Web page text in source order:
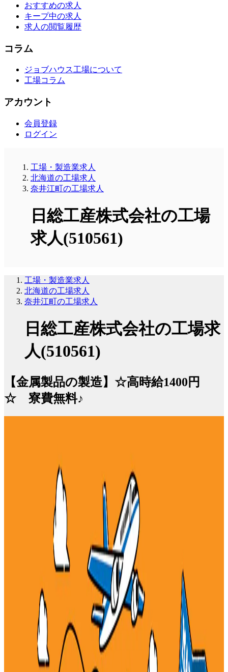
おすすめの求人
キープ中の求人
求人の閲覧履歴
コラム
ジョブハウス工場について
工場コラム
アカウント
会員登録
ログイン
工場・製造業求人
北海道の工場求人
奈井江町の工場求人
日総工産株式会社の工場
求人(510561)
工場・製造業求人
北海道の工場求人
奈井江町の工場求人
日総工産株式会社の工場求
人(510561)
【金属製品の製造】☆高時給1400円
☆ 寮費無料♪